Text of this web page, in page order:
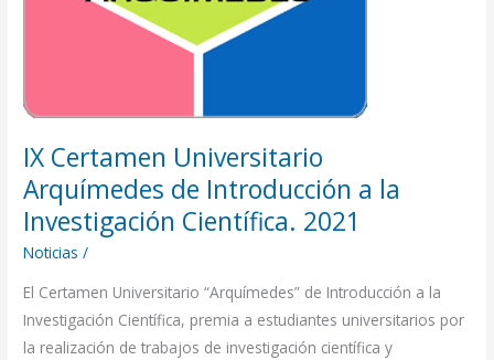
IX Certamen Universitario
Arquímedes de Introducción a la
Investigación Científica. 2021
Noticias /
El Certamen Universitario “Arquímedes” de Introducción a la
Investigación Científica, premia a estudiantes universitarios por
la realización de trabajos de investigación científica y
Arquímedes
a
Investigación
Científica.
2021